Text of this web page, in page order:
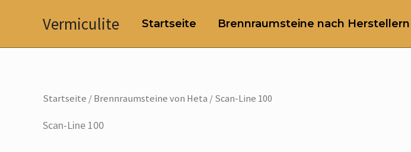
Vermiculite Startseite Brennraumsteine nach Herstellern
Startseite /Brennraumsteine von Heta / Scan-Line 100
Scan-Line 100